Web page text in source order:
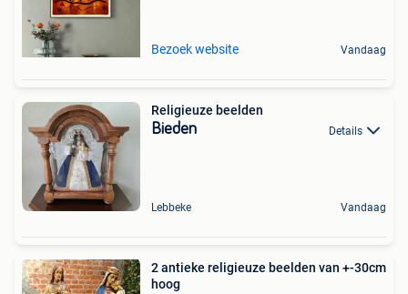
Bezoek website Vandaag
Religieuze beelden
Bieden Details
Lebbeke Vandaag
2 antieke religieuze beelden van +-30cm
hoog